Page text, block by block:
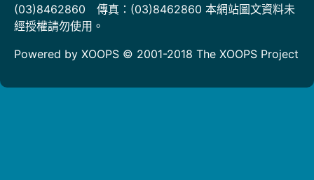
(03)8462860 傳真：(03)8462860 本網站圖文資料未
經授權請勿使用。
Powered by XOOPS © 2001-2018 The XOOPS Project